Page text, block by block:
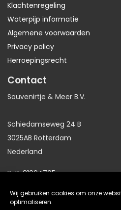
Wij gebruiken cookies om onze
optimaliseren.
Klachtenregeling
Waterpijp informatie
Algemene voorwaarden
Privacy policy
Herroepingsrecht
Contact
Souvenirtje & Meer B.V.
Schiedamseweg 24 B
3025AB Rotterdam
Nederland
KvK: 81064705